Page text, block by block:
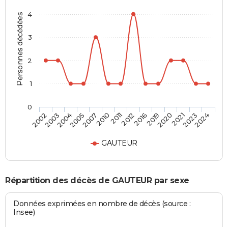
Personnes décédées
GAUTEUR
20022003200420052007201020112012201620192020202120232024
0
1
2
3
4
Répartition des décès de GAUTEUR par sexe
Données exprimées en nombre de décès (source :
Insee)